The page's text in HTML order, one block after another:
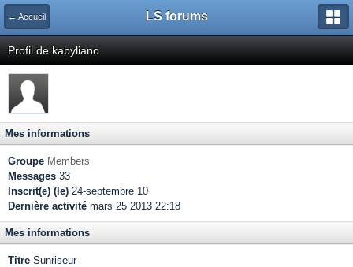
← Accueil LS forums
Profil de kabyliano
Mes informations
Groupe Members
Messages 33
Inscrit(e) (le) 24-septembre 10
Dernière activité mars 25 2013 22:18
Mes informations
Titre Sunriseur